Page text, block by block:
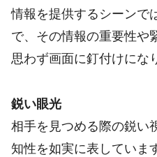
情報を提供するシーンで
で、その情報の重要性や
思わず画面に釘付けにな
鋭い眼光
相手を見つめる際の鋭い
知性を如実に表していま